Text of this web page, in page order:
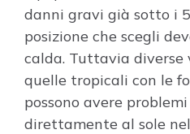
danni gravi già sotto i
posizione che scegli
calda. Tuttavia
quelle tropicali con le
possono avere
direttamente al sole